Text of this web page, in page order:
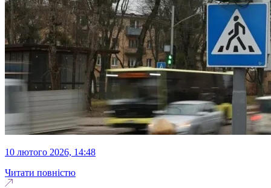
10 лютого 2026, 14:48
Читати повністю